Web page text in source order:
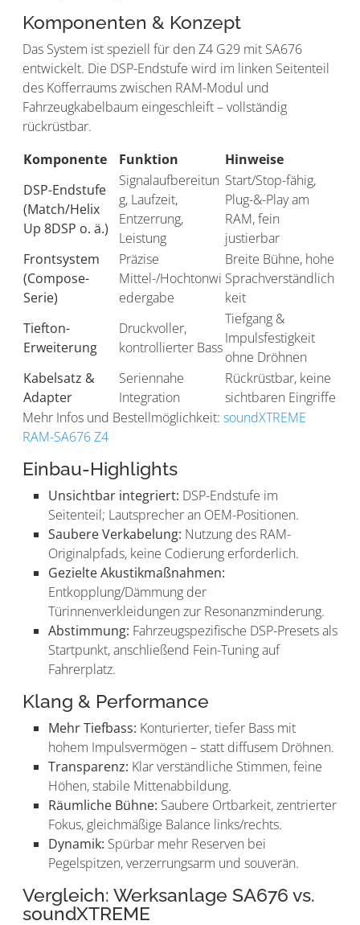
Komponenten & Konzept
Das System ist speziell für den Z4 G29 mit SA676
entwickelt. Die DSP-Endstufe wird im linken Seitenteil
des Kofferraums zwischen RAM-Modul und
Fahrzeugkabelbaum eingeschleift – vollständig
rückrüstbar.
Komponente
Funktion
Hinweise
DSP-Endstufe
(Match/Helix
Up 8DSP o. ä.)
Signalaufbereitun
g, Laufzeit,
Entzerrung,
Leistung
Start/Stop-fähig,
Plug-&-Play am
RAM, fein
justierbar
Frontsystem
(Compose-
Serie)
Präzise
Mittel-/Hochtonwi
edergabe
Breite Bühne, hohe
Sprachverständlich
keit
Tiefton-
Erweiterung
Druckvoller,
kontrollierter Bass
Tiefgang &
Impulsfestigkeit
ohne Dröhnen
Kabelsatz &
Adapter
Seriennahe
Integration
Rückrüstbar, keine
sichtbaren Eingriffe
Mehr Infos und Bestellmöglichkeit: soundXTREME
RAM-SA676 Z4
Einbau-Highlights
Unsichtbar integriert: DSP-Endstufe im
Seitenteil; Lautsprecher an OEM-Positionen.
Saubere Verkabelung: Nutzung des RAM-
Originalpfads, keine Codierung erforderlich.
Gezielte Akustikmaßnahmen:
Entkopplung/Dämmung der
Türinnenverkleidungen zur Resonanzminderung.
Abstimmung: Fahrzeugspezifische DSP-Presets als
Startpunkt, anschließend Fein-Tuning auf
Fahrerplatz.
Klang & Performance
Mehr Tiefbass: Konturierter, tiefer Bass mit
hohem Impulsvermögen – statt diffusem Dröhnen.
Transparenz: Klar verständliche Stimmen, feine
Höhen, stabile Mittenabbildung.
Räumliche Bühne: Saubere Ortbarkeit, zentrierter
Fokus, gleichmäßige Balance links/rechts.
Dynamik: Spürbar mehr Reserven bei
Pegelspitzen, verzerrungsarm und souverän.
Vergleich: Werksanlage SA676 vs.
soundXTREME